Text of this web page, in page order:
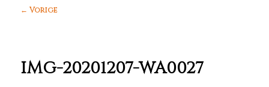
Afbeeldingsnavigatie
← Vorige
IMG-20201207-WA0027